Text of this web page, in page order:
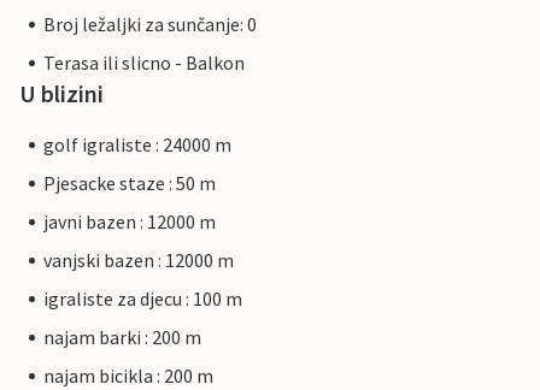
Broj ležaljki za sunčanje: 0
Terasa ili slicno - Balkon
U blizini
golf igraliste : 24000 m
Pjesacke staze : 50 m
javni bazen : 12000 m
vanjski bazen : 12000 m
igraliste za djecu : 100 m
najam barki : 200 m
najam bicikla : 200 m